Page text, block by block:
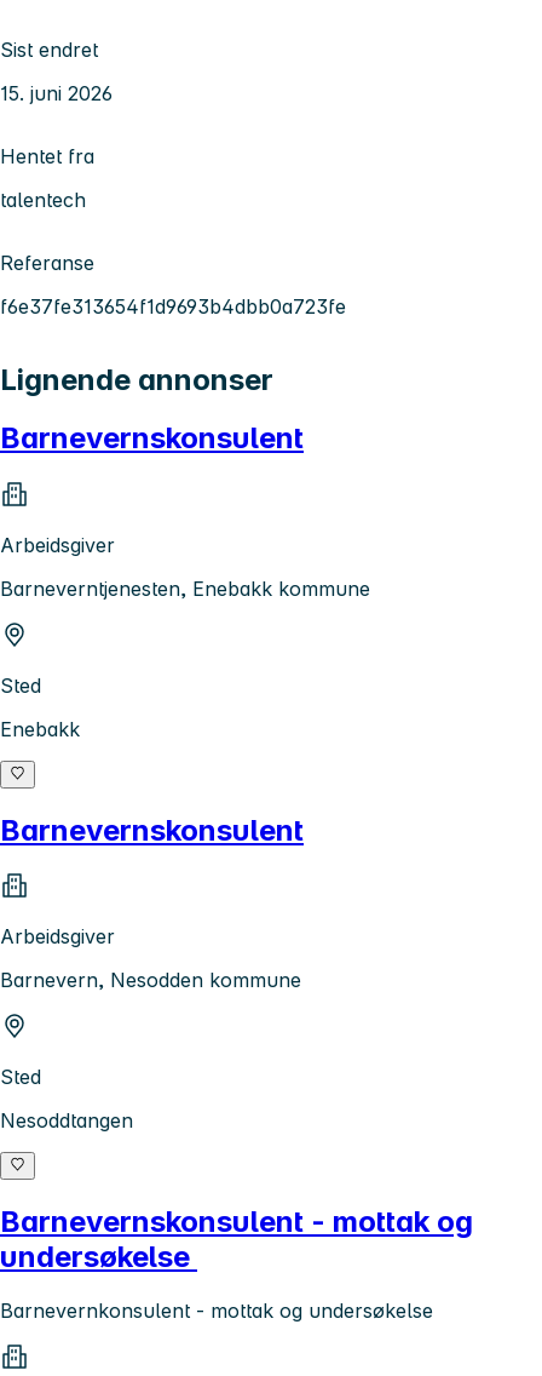
Sist endret
15. juni 2026
Hentet fra
talentech
Referanse
f6e37fe313654f1d9693b4dbb0a723fe
Lignende annonser
Barnevernskonsulent
Arbeidsgiver
Barneverntjenesten, Enebakk kommune
Sted
Enebakk
Barnevernskonsulent
Arbeidsgiver
Barnevern, Nesodden kommune
Sted
Nesoddtangen
Barnevernskonsulent - mottak og
undersøkelse
Barnevernkonsulent - mottak og undersøkelse